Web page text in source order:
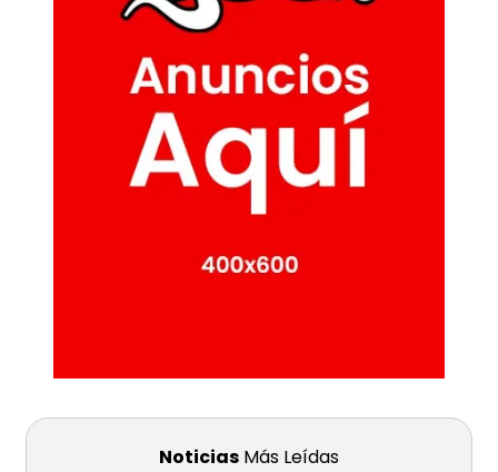
Noticias Más Leídas